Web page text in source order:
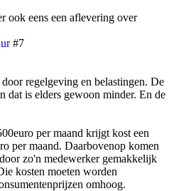
ook eens een aflevering over
#7
regelgeving en belastingen. De
dat is elders gewoon minder. En de
per maand krijgt kost een
per maand. Daarbovenop komen
zo'n medewerker gemakkelijk
kosten moeten worden
omhoog.